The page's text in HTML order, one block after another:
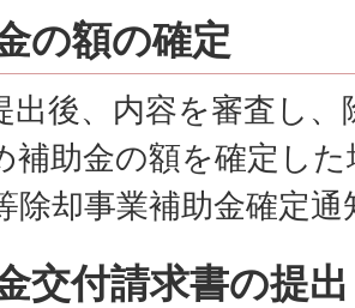
の額の確定
出後、内容を審査し
補助金の額を確定し
除却事業補助金確定
交付請求書の提出